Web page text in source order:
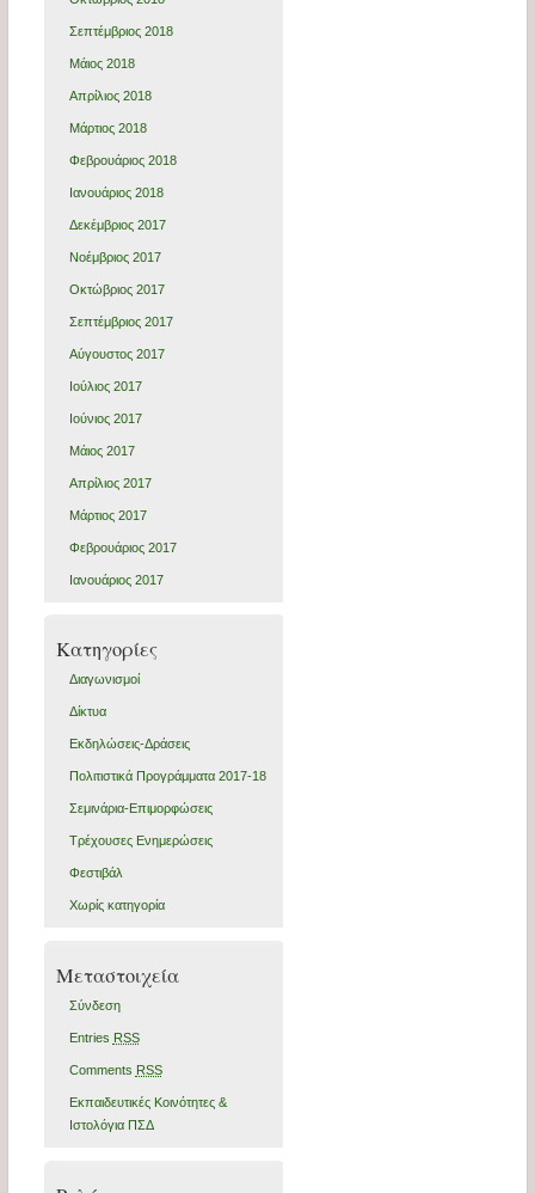
Σεπτέμβριος 2018
Μάιος 2018
Απρίλιος 2018
Μάρτιος 2018
Φεβρουάριος 2018
Ιανουάριος 2018
Δεκέμβριος 2017
Νοέμβριος 2017
Οκτώβριος 2017
Σεπτέμβριος 2017
Αύγουστος 2017
Ιούλιος 2017
Ιούνιος 2017
Μάιος 2017
Απρίλιος 2017
Μάρτιος 2017
Φεβρουάριος 2017
Ιανουάριος 2017
Kατηγορίες
Διαγωνισμοί
Δίκτυα
Εκδηλώσεις-Δράσεις
Πολιτιστικά Προγράμματα 2017-18
Σεμινάρια-Επιμορφώσεις
Τρέχουσες Ενημερώσεις
Φεστιβάλ
Χωρίς κατηγορία
Μεταστοιχεία
Σύνδεση
Entries RSS
Comments RSS
Εκπαιδευτικές Κοινότητες &
Ιστολόγια ΠΣΔ